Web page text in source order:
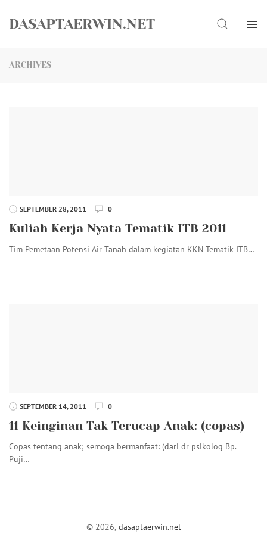
DASAPTAERWIN.NET Search
ARCHIVES
SEPTEMBER 28, 2011 0
Kuliah Kerja Nyata Tematik ITB 2011
Tim Pemetaan Potensi Air Tanah dalam kegiatan KKN Tematik ITB…
SEPTEMBER 14, 2011 0
11 Keinginan Tak Terucap Anak: (copas)
Copas tentang anak; semoga bermanfaat: (dari dr psikolog Bp.
Puji…
© 2026, dasaptaerwin.net